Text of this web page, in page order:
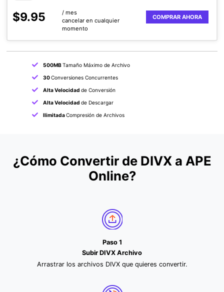
$9.95
/ mes
cancelar en cualquier
momento
COMPRAR AHORA
500MBTamaño Máximo de Archivo
30Conversiones Concurrentes
Alta Velocidad de Conversión
Alta Velocidad de Descargar
IlimitadaCompresión de Archivos
¿Cómo Convertir de DIVX a APE
Online?
Paso 1
Subir DIVX Archivo
Arrastrar los archivos DIVX que quieres convertir.